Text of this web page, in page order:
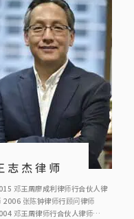
解有关大厦物业管理的法律。
志杰律师
邓王周廖成利律师行合伙人律
2006 张陈钟律师行顾问律师
邓王周律师行合伙人律师